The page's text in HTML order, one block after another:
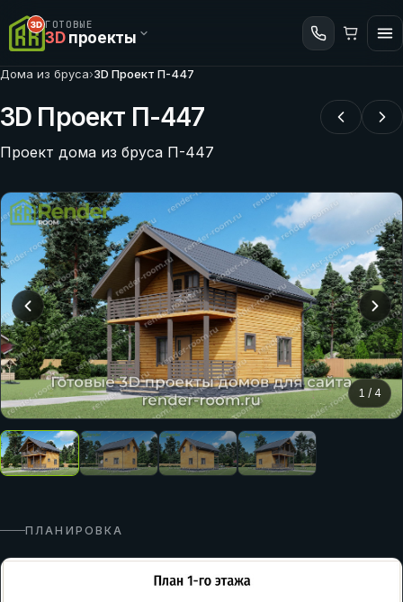
ГОТОВЫЕ
3Dпроекты
Дома из бруса›3D Проект П-447
3D Проект П-447
Проект дома из бруса П-447
1 / 4
ПЛАНИРОВКА